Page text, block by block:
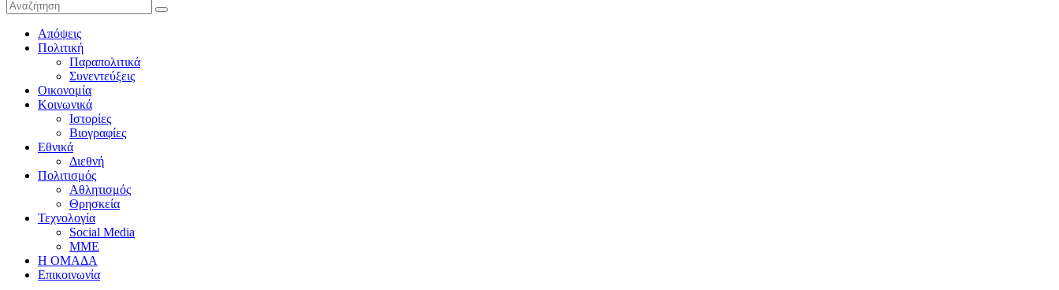
Απόψεις
Πολιτική
Παραπολιτικά
Συνεντεύξεις
Οικονομία
Κοινωνικά
Ιστορίες
Βιογραφίες
Εθνικά
Διεθνή
Πολιτισμός
Αθλητισμός
Θρησκεία
Τεχνολογία
Social Media
ΜΜΕ
Η ΟΜΑΔΑ
Επικοινωνία